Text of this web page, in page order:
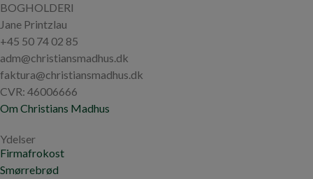
BOGHOLDERI
Jane Printzlau
+45 50 74 02 85
adm@christiansmadhus.dk
faktura@christiansmadhus.dk
CVR: 46006666
Om Christians Madhus
Ydelser
Firmafrokost
Smørrebrød